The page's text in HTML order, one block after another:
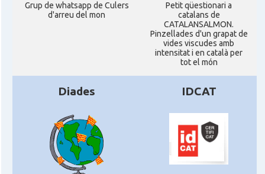
Grup de whatsapp de Culers
d'arreu del mon
Petit qüestionari a
catalans de
CATALANSALMON.
Pinzellades d'un grapat de
vides viscudes amb
intensitat i en català per
tot el món
Diades IDCAT